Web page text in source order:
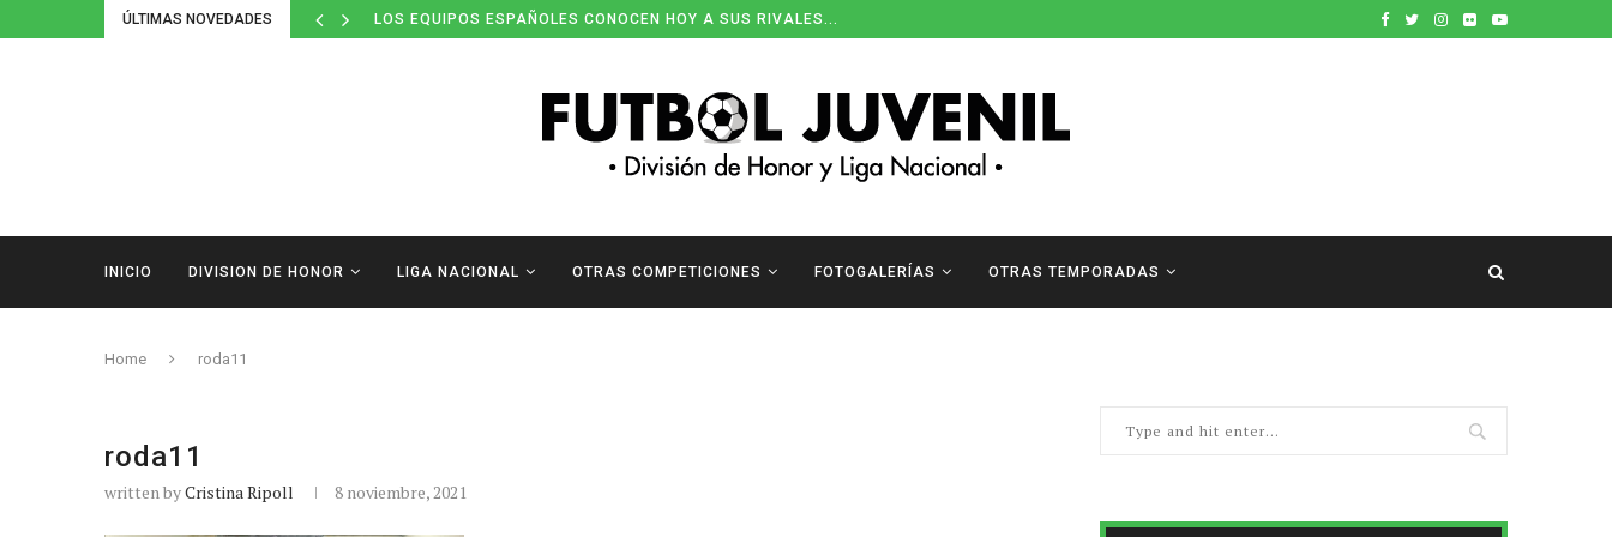
ÚLTIMAS NOVEDADES LOS EQUIPOS ESPAÑOLES CONOCEN HOY A SUS RIVALES...
INICIO DIVISION DE HONOR LIGA NACIONAL OTRAS COMPETICIONES FOTOGALERÍAS OTRAS TEMPORADAS
Home roda11
roda11
written byCristina Ripoll 8 noviembre, 2021